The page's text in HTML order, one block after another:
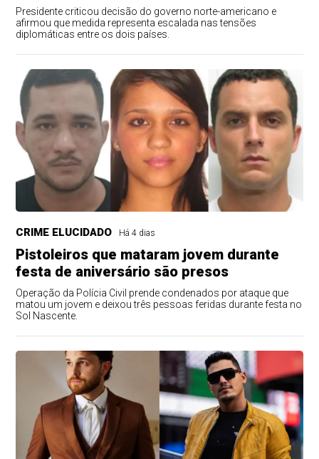
Presidente criticou decisão do governo norte-americano e
afirmou que medida representa escalada nas tensões
diplomáticas entre os dois países.
CRIME ELUCIDADO Há 4 dias
Pistoleiros que mataram jovem durante
festa de aniversário são presos
Operação da Polícia Civil prende condenados por ataque que
matou um jovem e deixou três pessoas feridas durante festa no
Sol Nascente.